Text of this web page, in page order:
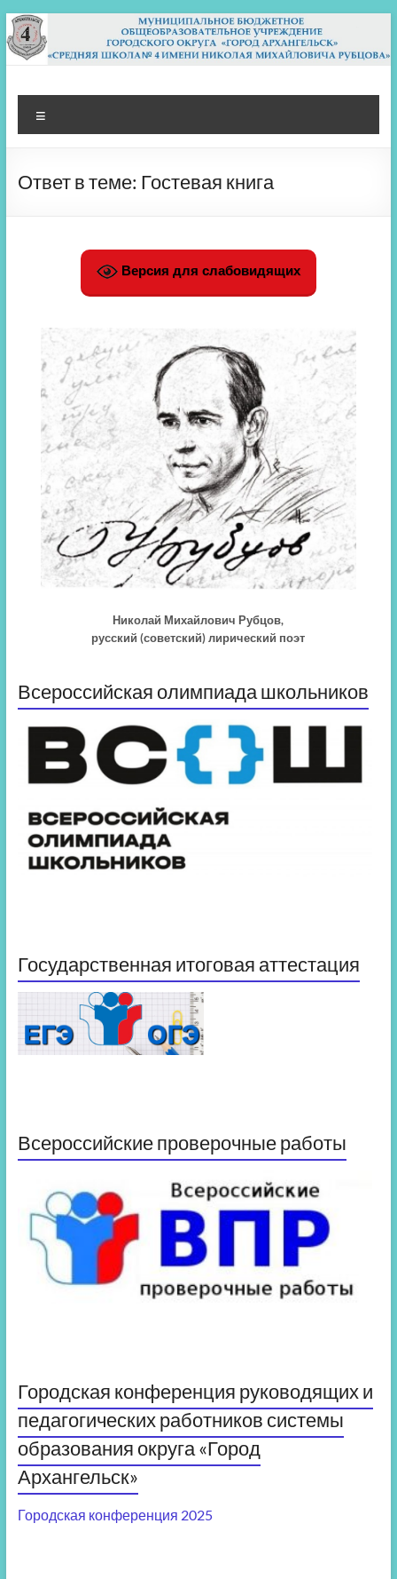
Перейти
к
содержимому
МБОУ СШ 4
Архангельск
Ответ в теме: Гостевая книга
Версия для слабовидящих
Николай Михайлович Рубцов,
русский (советский) лирический поэт
Всероссийская олимпиада школьников
Государственная итоговая аттестация
Всероссийские проверочные работы
Городская конференция руководящих и
педагогических работников системы
образования округа «Город
Архангельск»
Городская конференция 2025